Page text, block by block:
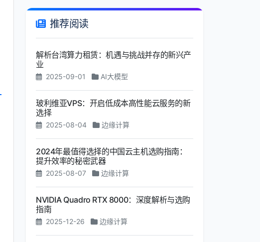
推荐阅读
解析台湾算力租赁：机遇与挑战并存的新兴产
业
2025-09-01 AI大模型
玻利维亚VPS：开启低成本高性能云服务的新
选择
2025-08-04 边缘计算
2024年最值得选择的中国云主机选购指南：
提升效率的秘密武器
2025-08-07 边缘计算
NVIDIA Quadro RTX 8000：深度解析与选购
指南
2025-12-26 边缘计算